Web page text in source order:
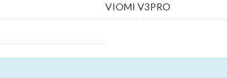
VIOMI V3PRO